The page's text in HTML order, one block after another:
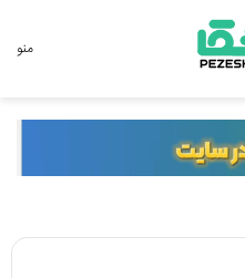
منو